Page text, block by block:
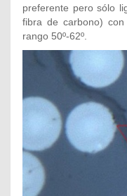
preferente pero sólo
fibra de carbono)
rango 50º-62º.